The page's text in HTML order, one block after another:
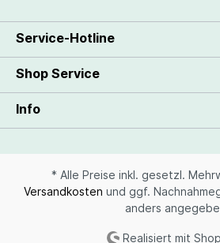
Service-Hotline
Shop Service
Info
* Alle Preise inkl. gesetzl.
Versandkosten und ggf.
anders
Realisiert mit